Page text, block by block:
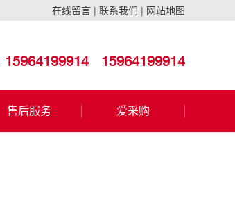
在线留言 | 联系我们 | 网站地图
15964199914 15964199914
售后服务 爱采购